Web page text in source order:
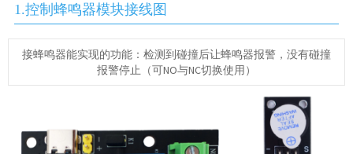
1.控制蜂鸣器模块接线图
接蜂鸣器能实现的功能：检测到碰撞后让蜂鸣器报警，没有碰撞
报警停止（可NO与NC切换使用）